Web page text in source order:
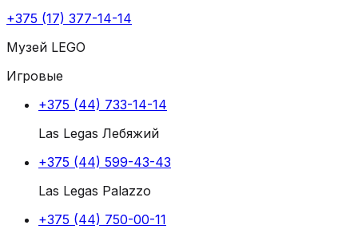
+375 (17) 377-14-14
Музей LEGO
Игровые
+375 (44) 733-14-14
Las Legas Лебяжий
+375 (44) 599-43-43
Las Legas Palazzo
+375 (44) 750-00-11